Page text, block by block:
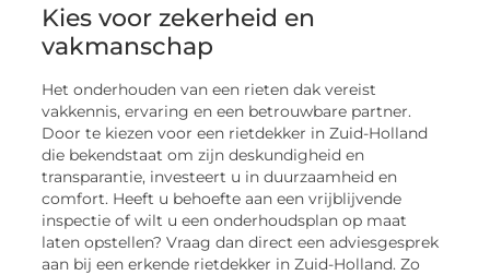
Kies voor zekerheid en
vakmanschap
Het onderhouden van een rieten dak vereist
vakkennis, ervaring en een betrouwbare partner.
Door te kiezen voor een rietdekker in Zuid-Holland
die bekendstaat om zijn deskundigheid en
transparantie, investeert u in duurzaamheid en
comfort. Heeft u behoefte aan een vrijblijvende
inspectie of wilt u een onderhoudsplan op maat
laten opstellen? Vraag dan direct een adviesgesprek
aan bij een erkende rietdekker in Zuid-Holland. Zo